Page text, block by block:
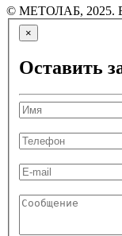
© МЕТОЛАБ, 2025.
×
Оставить